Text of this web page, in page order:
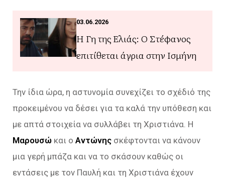
03.06.2026
Η Γη της Ελιάς: Ο Στέφανος
επιτίθεται άγρια στην Ισμήνη
Την ίδια ώρα, η αστυνομία συνεχίζει το σχέδιό της
προκειμένου να δέσει για τα καλά την υπόθεση και
με απτά στοιχεία να συλλάβει τη Χριστιάνα. Η
Μαρουσώ και ο Αντώνης σκέφτονται να κάνουν
μια γερή μπάζα και να το σκάσουν καθώς οι
εντάσεις με τον Παυλή και τη Χριστιάνα έχουν